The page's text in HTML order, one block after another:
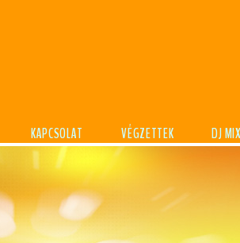
KAPCSOLAT VÉGZETTEK DJ